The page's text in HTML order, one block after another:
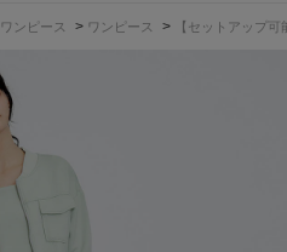
ワンピース > ワンピース > 【セットアップ